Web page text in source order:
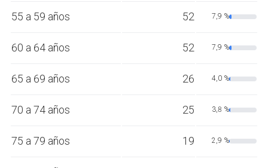
55 a 59 años 52 7,9 %
60 a 64 años 52 7,9 %
65 a 69 años 26 4,0 %
70 a 74 años 25 3,8 %
75 a 79 años 19 2,9 %